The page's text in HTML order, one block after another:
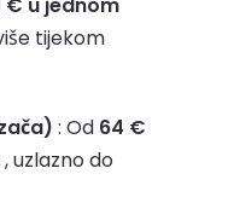
tijekom
: Od 64 €
, uzlazno do